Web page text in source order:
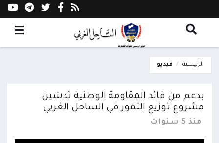
الرئيسية فيديو
بدعم من قائد المقاومة الوطنية تدشين
مشروع توزيع التمور في الساحل الغربي
منذ 5 سنوات